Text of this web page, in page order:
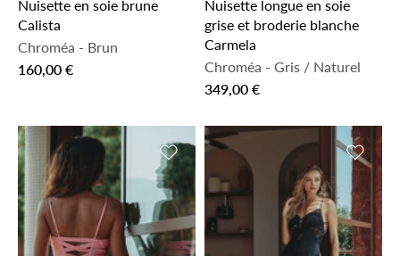
Nuisette en soie brune
Calista
Chroméa - Brun
160,00 €
Nuisette longue en soie
grise et broderie blanche
Carmela
Chroméa - Gris / Naturel
349,00 €
Ajouter à la liste de souhaitsAjouter